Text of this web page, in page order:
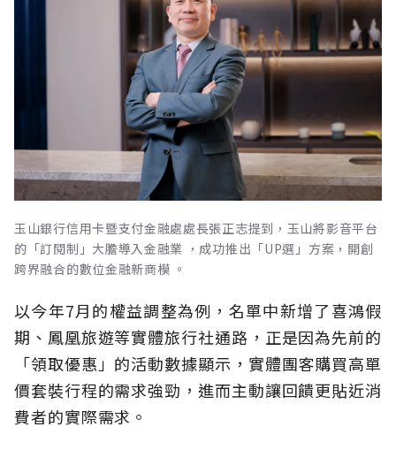
玉山銀行信用卡暨支付金融處處長張正志提到，玉山將影音平台
的「訂閱制」大膽導入金融業 ，成功推出「UP選」方案，開創
跨界融合的數位金融新商模 。
以今年7月的權益調整為例，名單中新增了喜鴻假
期、鳳凰旅遊等實體旅行社通路，正是因為先前的
「領取優惠」的活動數據顯示，實體團客購買高單
價套裝行程的需求強勁，進而主動讓回饋更貼近消
費者的實際需求。